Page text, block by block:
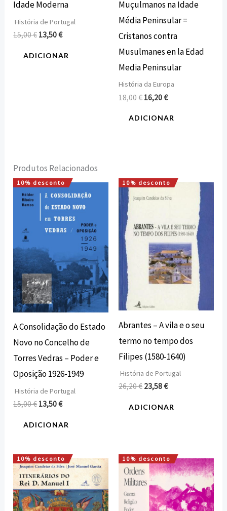
Idade Moderna
História de Portugal
15,00€ 13,50€
ADICIONAR
Muçulmanos na Idade
Média Peninsular =
Cristanos contra
Musulmanes en la Edad
Media Peninsular
História da Europa
18,00€ 16,20€
ADICIONAR
Produtos Relacionados
10% desconto
A Consolidação do Estado
Novo no Concelho de
Torres Vedras – Poder e
Oposição 1926-1949
História de Portugal
15,00€
O
preço
original
era:
13,50€
O
preço
atual
é:
13,50 €.
ADICIONAR
10% desconto
Abrantes – A vila e o seu
termo no tempo dos
Filipes (1580-1640)
História de Portugal
26,20€
O
preço
26,20 €.
23,58€
O
preço
23,58 €.
ADICIONAR
10% desconto
O
preço
original
era:
16,00 €.
O
preço
atual
é:
14,40 €.
10% desconto
O
preço
original
era:
38,00 €.
O
preço
é:
34,20 €.